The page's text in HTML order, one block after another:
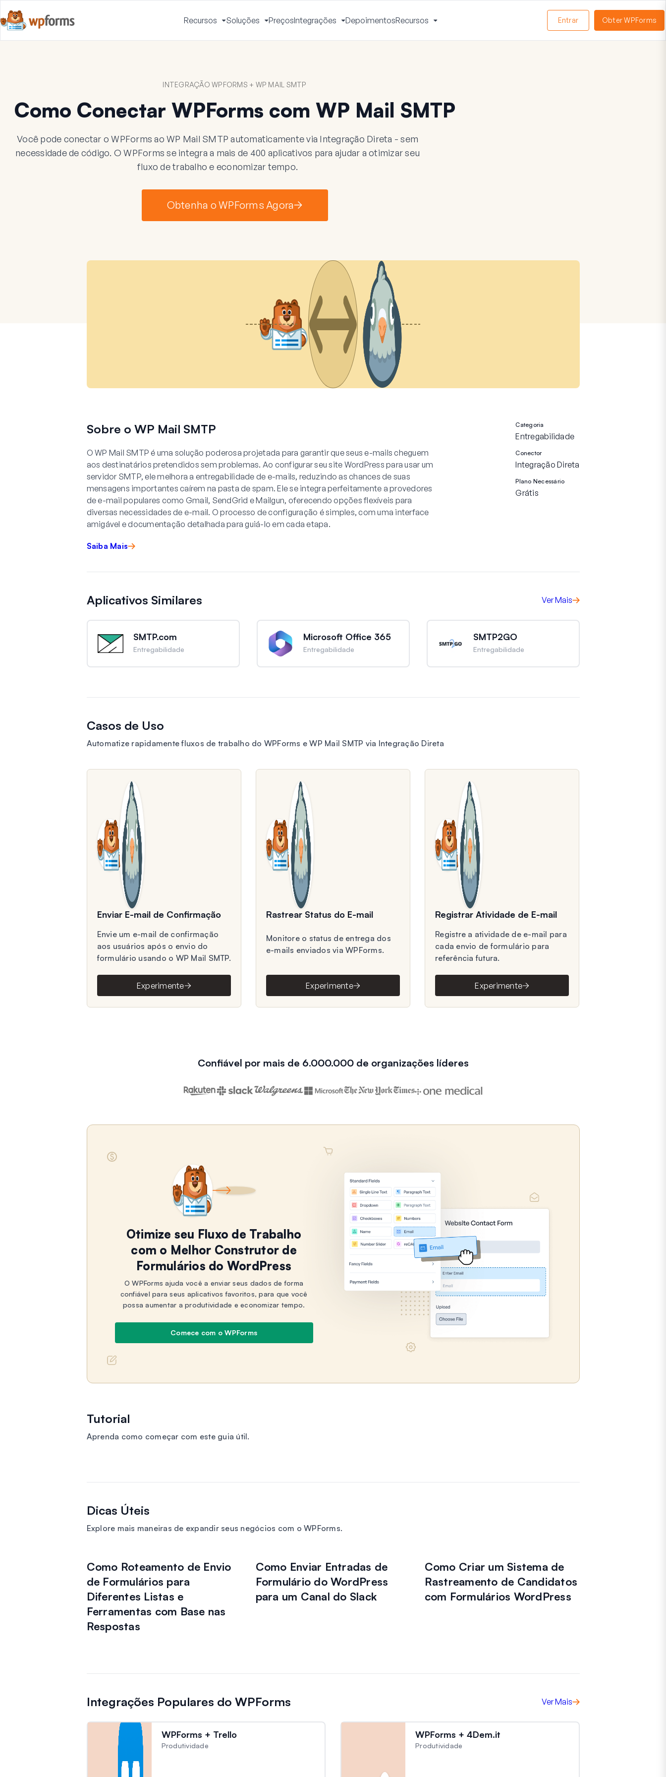
Recursos
Alternar
Menu
Soluções
Alternar
Menu
PreçosIntegrações
Alternar
Menu
DepoimentosRecursos
Menu
Entrar Obter WPForms
INTEGRAÇÃO WPFORMS + WP MAIL SMTP
Como Conectar WPForms com WP Mail SMTP
Você pode conectar o WPForms ao WP Mail SMTP automaticamente via Integração Direta - sem
necessidade de código. O WPForms se integra a mais de 400 aplicativos para ajudar a otimizar seu
fluxo de trabalho e economizar tempo.
Obtenha o WPForms Agora
Sobre o WP Mail SMTP
O WP Mail SMTP é uma solução poderosa projetada para garantir que seus e-mails cheguem
aos destinatários pretendidos sem problemas. Ao configurar seu site WordPress para usar um
servidor SMTP, ele melhora a entregabilidade de e-mails, reduzindo as chances de suas
mensagens importantes caírem na pasta de spam. Ele se integra perfeitamente a provedores
de e-mail populares como Gmail, SendGrid e Mailgun, oferecendo opções flexíveis para
diversas necessidades de e-mail. O processo de configuração é simples, com uma interface
amigável e documentação detalhada para guiá-lo em cada etapa.
Saiba Mais
Categoria
Entregabilidade
Conector
Integração Direta
Plano Necessário
Grátis
Aplicativos Similares Ver Mais
SMTP.com
Entregabilidade
Microsoft Office 365
Entregabilidade
SMTP2GO
Entregabilidade
Casos de Uso
Automatize rapidamente fluxos de trabalho do WPForms e WP Mail SMTP via Integração Direta
Enviar E-mail de Confirmação
Envie um e-mail de confirmação
aos usuários após o envio do
formulário usando o WP Mail SMTP.
Experimente
Rastrear Status do E-mail
Monitore o status de entrega dos
e-mails enviados via WPForms.
Experimente
Registrar Atividade de E-mail
Registre a atividade de e-mail para
cada envio de formulário para
referência futura.
Experimente
Confiável por mais de 6.000.000 de organizações líderes
Otimize seu Fluxo de Trabalho
com o Melhor Construtor de
Formulários do WordPress
O WPForms ajuda você a enviar seus dados de forma
confiável para seus aplicativos favoritos, para que você
possa aumentar a produtividade e economizar tempo.
Comece com o WPForms
Tutorial
Aprenda como começar com este guia útil.
Dicas Úteis
Explore mais maneiras de expandir seus negócios com o WPForms.
Como Roteamento de Envio
de Formulários para
Diferentes Listas e
Ferramentas com Base nas
Respostas
Como Enviar Entradas de
Formulário do WordPress
para um Canal do Slack
Como Criar um Sistema de
Rastreamento de Candidatos
com Formulários WordPress
Integrações Populares do WPForms Ver Mais
WPForms + Trello
Produtividade
WPForms + 4Dem.it
Produtividade